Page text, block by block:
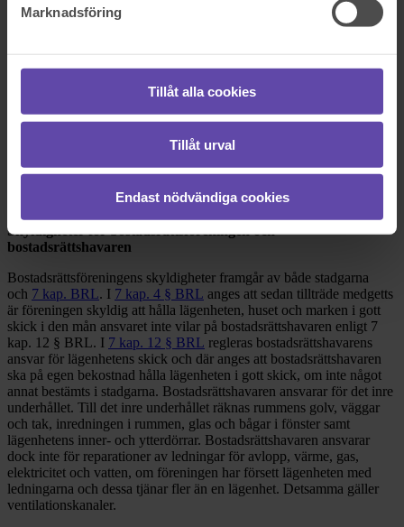
Marknadsföring
Tillåt alla cookies
Tillåt urval
Endast nödvändiga cookies
Rådgivarens svar
2020-07-16
Hej och tack för att du vänder dig till oss på Fråga Juristen med din
fråga! Regler om bostadsrätt finns ibostadsrättslagen (BRL). Nedan
Skyldigheter för bostadsrättsföreningen och
bostadsrättshavaren
Bostadsrättsföreningens skyldigheter framgår av både stadgarna
och 7 kap. BRL. I 7 kap. 4 § BRL anges att sedan tillträde medgetts
är föreningen skyldig att hålla lägenheten, huset och marken i gott
skick i den mån ansvaret inte vilar på bostadsrättshavaren enligt 7
kap. 12 § BRL. I 7 kap. 12 § BRL regleras bostadsrättshavarens
ansvar för lägenhetens skick och där anges att bostadsrättshavaren
ska på egen bekostnad hålla lägenheten i gott skick, om inte något
annat bestämts i stadgarna. Bostadsrättshavaren ansvarar för det inre
underhållet. Till det inre underhållet räknas rummens golv, väggar
och tak, inredningen i rummen, glas och bågar i fönster samt
lägenhetens inner- och ytterdörrar. Bostadsrättshavaren ansvarar
dock inte för reparationer av ledningar för avlopp, värme, gas,
elektricitet och vatten, om föreningen har försett lägenheten med
ledningarna och dessa tjänar fler än en lägenhet. Detsamma gäller
ventilationskanaler.